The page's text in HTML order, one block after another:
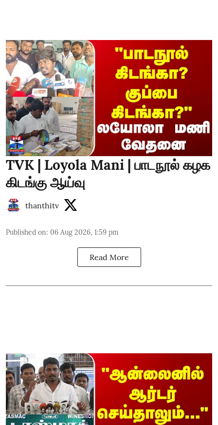
TVK | Loyola Mani | பாடநூல் கழக
கிடங்கு ஆய்வு
thanthitv
Published on: 06 Aug 2026, 1:59 pm
Read More